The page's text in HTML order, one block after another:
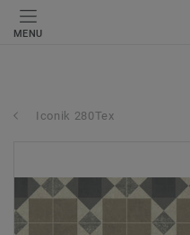
MENU
Iconik 280Tex